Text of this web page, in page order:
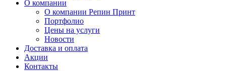
О компании
О компании Репин Принт
Портфолио
Цены на услуги
Новости
Доставка и оплата
Акции
Контакты